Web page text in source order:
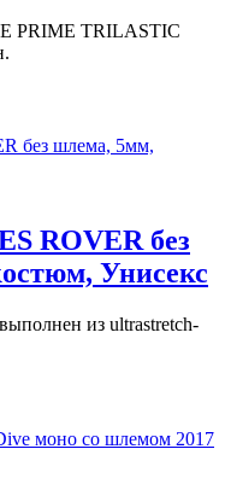
PRIME TRILASTIC
ROVER без
Унисекс
из ultrastretch-